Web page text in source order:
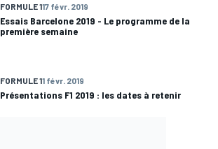
FORMULE 117 févr. 2019
Essais Barcelone 2019 - Le programme de la
première semaine
FORMULE 11 févr. 2019
Présentations F1 2019 : les dates à retenir